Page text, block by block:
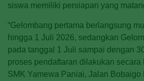
siswa memiliki persiapan yang
“Gelombang pertama berlangsung
hingga 1 Juli 2026, sedangkan
pada tanggal 1 Juli sampai dengan
proses pendaftaran dilakukan
SMK Yamewa Paniai, Jalan Bobaigo